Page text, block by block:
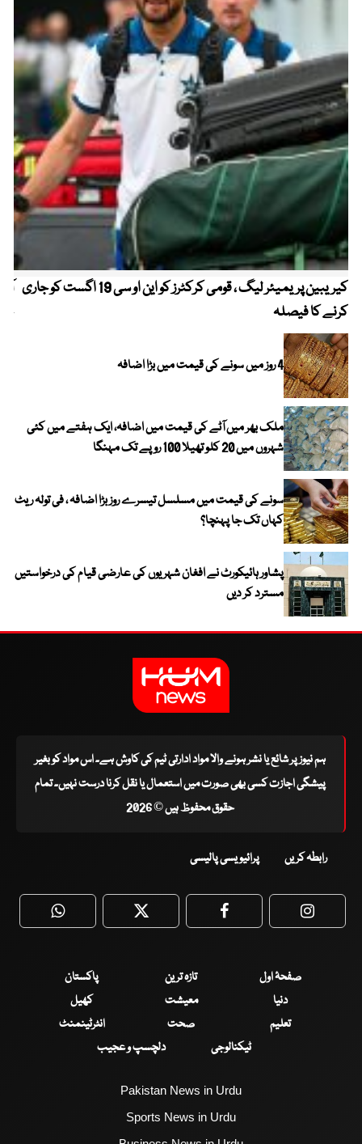
کیریبین پریمیئر لیگ ، قومی کرکٹرز کو این او سی 19 اگست کو جاری
کرنے کا فیصلہ
4 روز میں سونے کی قیمت میں بڑا اضافہ
ملک بھر میں آٹے کی قیمت میں اضافہ، ایک ہفتے میں کئی
شہروں میں 20 کلو تھیلا 100 روپے تک مہنگا
سونے کی قیمت میں مسلسل تیسرے روز بڑا اضافہ ، فی تولہ ریٹ
کہاں تک جا پہنچا؟
پشاور ہائیکورٹ نے افغان شہریوں کی عارضی قیام کی درخواستیں
مسترد کر دیں
ہم نیوز پر شائع یا نشر ہونے والا مواد ادارتی ٹیم کی کاوش ہے۔ اس مواد کو بغیر
پیشگی اجازت کسی بھی صورت میں استعمال یا نقل کرنا درست نہیں۔ تمام
حقوق محفوظ ہیں © 2026
رابطہ کریں پرائیویسی پالیسی
WhatsApp Twitter Facebook
صفحۂ اول تازہ ترین
پاکستان
دنیا
معیشت
کھیل
تعلیم
صحت
انٹرٹینمنٹ
ٹیکنالوجی
دلچسپ و عجیب
Pakistan News in Urdu
Sports News in Urdu